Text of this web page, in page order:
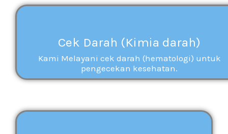
Cek Darah (Kimia darah)
Kami Melayani cek darah (hematologi) untuk
pengecekan kesehatan.